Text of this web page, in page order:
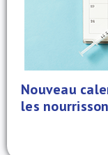
Nouveau
les